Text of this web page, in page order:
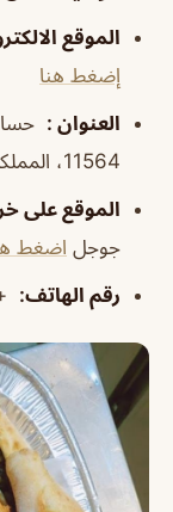
الموقع
إضغط هنا
العنوان :
11564، المملكة العربية السعودية
الموقع على
جوجل اضغط
رقم الهاتف: